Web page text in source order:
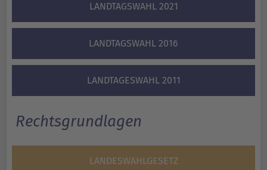
LANDTAGSWAHL 2021
LANDTAGSWAHL 2016
LANDTAGESWAHL 2011
Rechtsgrundlagen
LANDESWAHLGESETZ